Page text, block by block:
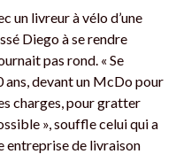
un livreur à vélo d’une
Diego à se rendre
pas rond. « Se
ans, devant un McDo pour
charges, pour gratter
», souffle celui qui a
entreprise de livraison